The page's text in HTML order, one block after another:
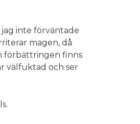
inte förväntade
magen, då
förbättringen finns
välfuktad och ser